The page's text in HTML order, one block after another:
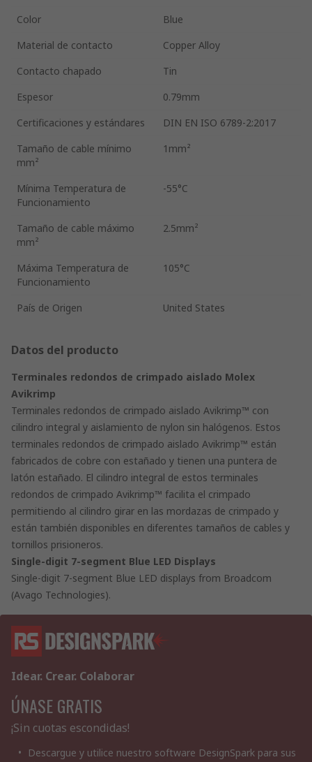
Color
Blue
Material de contacto
Copper Alloy
Contacto chapado
Tin
Espesor
0.79mm
Certificaciones y estándares
DIN EN ISO 6789-2:2017
Tamaño de cable mínimo
mm²
1mm²
Mínima Temperatura de
Funcionamiento
-55°C
Tamaño de cable máximo
mm²
2.5mm²
Máxima Temperatura de
Funcionamiento
105°C
País de Origen United States
Datos del producto
Terminales redondos de crimpado aislado Molex
Avikrimp
Terminales redondos de crimpado aislado Avikrimp™ con
cilindro integral y aislamiento de nylon sin halógenos. Estos
terminales redondos de crimpado aislado Avikrimp™ están
fabricados de cobre con estañado y tienen una puntera de
latón estañado. El cilindro integral de estos terminales
redondos de crimpado Avikrimp™ facilita el crimpado
permitiendo al cilindro girar en las mordazas de crimpado y
están también disponibles en diferentes tamaños de cables y
tornillos prisioneros.
Single-digit 7-segment Blue LED Displays
Single-digit 7-segment Blue LED displays from Broadcom
(Avago Technologies).
Idear. Crear. Colaborar
ÚNASE GRATIS
¡Sin cuotas escondidas!
Descargue y utilice nuestro software DesignSpark para sus